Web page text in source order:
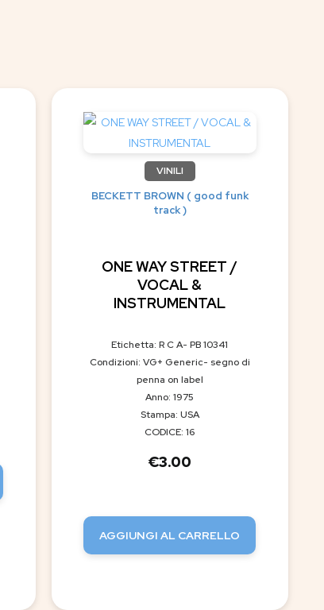
VINILI
BECKETT BROWN ( good funk
track )
ONE WAY STREET /
VOCAL &
INSTRUMENTAL
Etichetta: R C A- PB 10341
Condizioni: VG+ Generic- segno di
penna on label
Anno: 1975
Stampa: USA
CODICE: 16
€3.00
AGGIUNGI AL CARRELLO